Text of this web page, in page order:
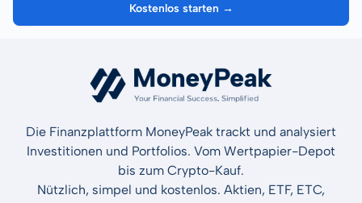
Kostenlos starten →
Die Finanzplattform MoneyPeak trackt und analysiert
Investitionen und Portfolios. Vom Wertpapier-Depot
bis zum Crypto-Kauf.
Nützlich, simpel und kostenlos. Aktien, ETF, ETC,